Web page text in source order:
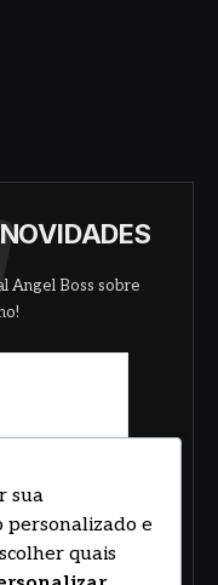
Angel Boss sobre
sua
personalizado e
quais